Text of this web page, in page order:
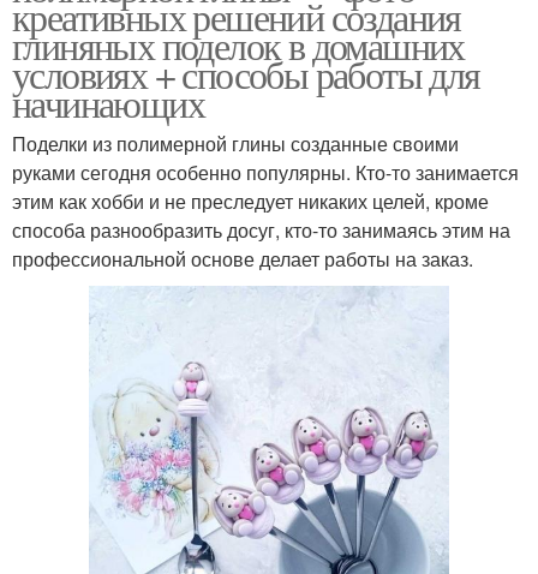
креативных решений создания
глиняных поделок в домашних
условиях + способы работы для
начинающих
Поделки из полимерной глины созданные своими
руками сегодня особенно популярны. Кто-то занимается
этим как хобби и не преследует никаких целей, кроме
способа разнообразить досуг, кто-то занимаясь этим на
профессиональной основе делает работы на заказ.